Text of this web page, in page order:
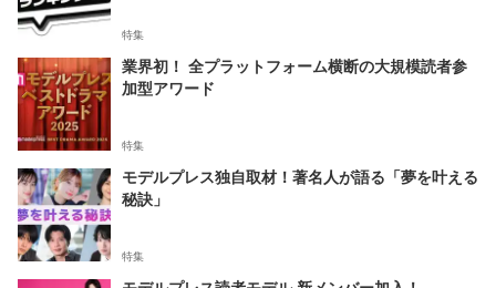
特集
業界初！ 全プラットフォーム横断の大規模読者参
加型アワード
特集
モデルプレス独自取材！著名人が語る「夢を叶える
秘訣」
特集